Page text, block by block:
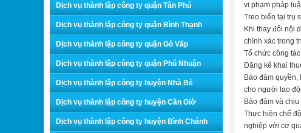
vi phạm pháp
Treo biển tại trụ
Khi thay đổi nội
chính xác trong
Tổ chức công
Đăng kê khai
Bảo đảm
cho người lao
Bảo đảm và
Thực hiện chế
nghiệp với cơ
Dịch vụ thành lập công ty quận Tân Phú
Dịch vụ thành lập công ty quận Bình Thạnh
Dịch vụ thành lập công ty quận Gò Vấp
Dịch vụ thành lập công ty quận Phú Nhuận
Dịch vụ thành lập công ty huyện Nhà Bè
Dịch vụ thành lập công ty huyện Cần Giờ
Dịch vụ thành lập công ty huyện Bình Chánh